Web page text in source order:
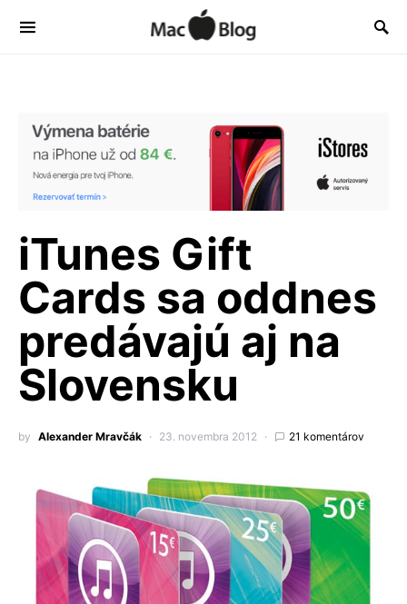
iTunes Gift
Cards sa oddnes
predávajú aj na
Slovensku
by Alexander Mravčák 23. novembra 2012 21 komentárov